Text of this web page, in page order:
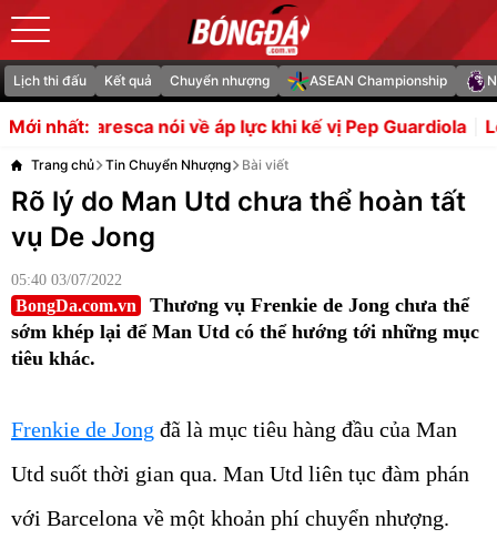
Lịch thi đấu Kết quả Chuyển nhượng ASEAN Championship
Mới nhất:
áp lực khi kế vị Pep Guardiola Lộ diện 3 quy định
Trang chủ Tin Chuyển Nhượng Bài viết
Rõ lý do Man Utd chưa thể hoàn tất
vụ De Jong
05:40 03/07/2022
BongDa.com.vn
Thương vụ Frenkie de Jong chưa thể
sớm khép lại để Man Utd có thể hướng tới những mục
tiêu khác.
Frenkie de Jong đã là mục tiêu hàng đầu của Man
Utd suốt thời gian qua. Man Utd liên tục đàm phán
với Barcelona về một khoản phí chuyển nhượng.